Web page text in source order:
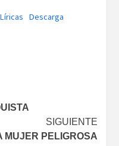
Descarga
SIGUIENTE
MUJER PELIGROSA